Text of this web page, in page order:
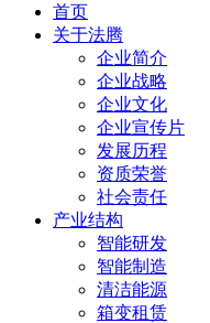
首页
关于法腾
企业简介
企业战略
企业文化
企业宣传片
发展历程
资质荣誉
社会责任
产业结构
智能研发
智能制造
清洁能源
箱变租赁